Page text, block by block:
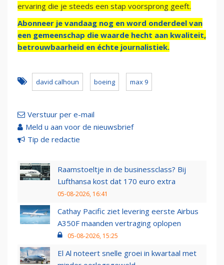
ervaring die je steeds een stap voorsprong geeft.
Abonneer je vandaag nog en word onderdeel van
een gemeenschap die waarde hecht aan kwaliteit,
betrouwbaarheid en échte journalistiek.
david calhoun boeing max 9
Verstuur per e-mail
Meld u aan voor de nieuwsbrief
Tip de redactie
Raamstoeltje in de businessclass? Bij
Lufthansa kost dat 170 euro extra
05-08-2026, 16:41
Cathay Pacific ziet levering eerste Airbus
A350F maanden vertraging oplopen
05-08-2026, 15:25
El Al noteert snelle groei in kwartaal met